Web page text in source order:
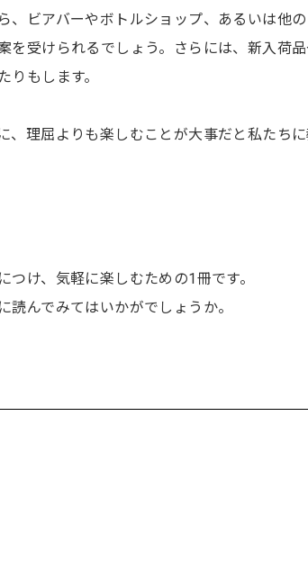
、ビアバーやボトルショップ、あるいは他
を受けられるでしょう。さらには、新入荷
もします。
、理屈よりも楽しむことが大事だと私たち
つけ、気軽に楽しむための1冊です。
んでみてはいかがでしょうか。